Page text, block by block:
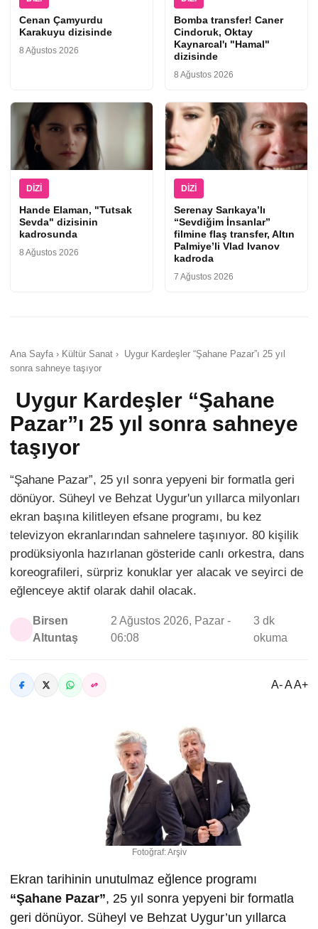
Cenan Çamyurdu
Karakuyu dizisinde
8 Ağustos 2026
Bomba transfer! Caner
Cindoruk, Oktay
Kaynarcal'ı "Hamal"
dizisinde
8 Ağustos 2026
DIZI
Hande Elaman, "Tutsak
Sevda" dizisinin
kadrosunda
8 Ağustos 2026
DIZI
Serenay Sarıkaya’lı
“Sevdiğim İnsanlar”
filmine flaş transfer, Altın
Palmiye’li Vlad Ivanov
kadroda
7 Ağustos 2026
Ana Sayfa › Kültür Sanat › Uygur Kardeşler “Şahane Pazar”ı 25 yıl
sonra sahneye taşıyor
Uygur Kardeşler “Şahane
Pazar”ı 25 yıl sonra sahneye
taşıyor
“Şahane Pazar”, 25 yıl sonra yepyeni bir formatla geri
dönüyor. Süheyl ve Behzat Uygur'un yıllarca milyonları
ekran başına kilitleyen efsane programı, bu kez
televizyon ekranlarından sahnelere taşınıyor. 80 kişilik
prodüksiyonla hazırlanan gösteride canlı orkestra, dans
koreografileri, sürpriz konuklar yer alacak ve seyirci de
eğlenceye aktif olarak dahil olacak.
Birsen
Altuntaş
2 Ağustos 2026, Pazar -
06:08
3 dk
okuma
A- A A+
Fotoğraf: Arşiv
Ekran tarihinin unutulmaz eğlence programı
“Şahane Pazar”, 25 yıl sonra yepyeni bir formatla
geri dönüyor. Süheyl ve Behzat Uygur’un yıllarca